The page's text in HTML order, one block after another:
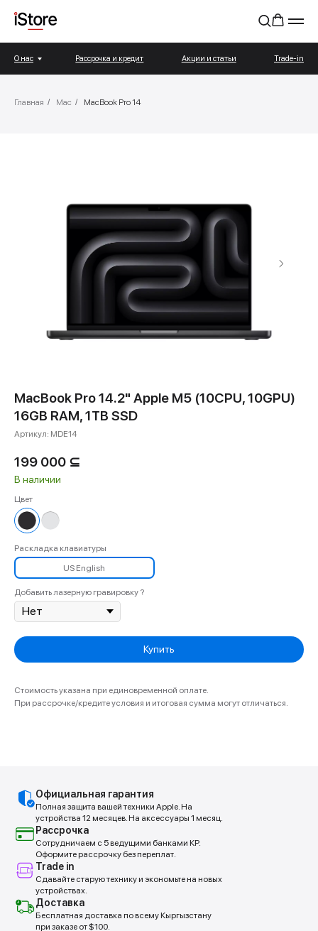
О нас Рассрочка и кредит Акции и статьи Trade-in
Главная / Mac / MacBook Pro 14
MacBook Pro 14.2" Apple M5 (10СPU, 10GPU)
16GB RAM, 1TB SSD
Артикул: MDE14
199 000 ⊆
В наличии
Цвет
Раскладка клавиатуры
US English
Добавить лазерную гравировку ?
Купить
Стоимость указана при единовременной оплате.
При рассрочке/кредите условия и итоговая сумма могут отличаться.
Официальная гарантия
Полная защита вашей техники Apple. На
устройства 12 месяцев. На аксессуары 1 месяц.
Рассрочка
Сотрудничаем с 5 ведущими банками КР.
Оформите рассрочку без переплат.
Trade in
Сдавайте старую технику и экономьте на новых
устройствах.
Доставка
Бесплатная доставка по всему Кыргызстану
при заказе от $100.